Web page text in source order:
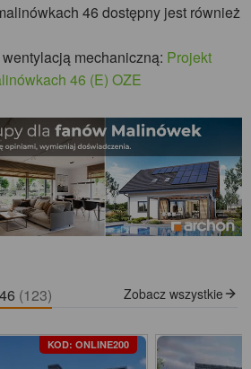
46 dostępny jest również
mechaniczną: Projekt
46 (E) OZE
(123) Zobacz wszystkie
KOD: ONLINE200